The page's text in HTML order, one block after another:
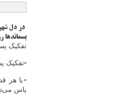
در دل
پسماندها
تفکیک
▫️تفکیک
▫️با هر
پاس